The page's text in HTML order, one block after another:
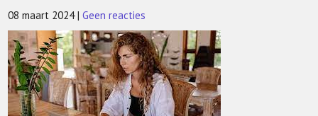
08 maart 2024 |Geen reacties